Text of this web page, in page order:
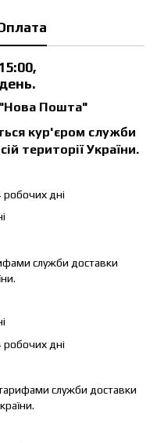
Пошта"
кур'єром служби
території України.
дні
служби доставки
дні
служби доставки